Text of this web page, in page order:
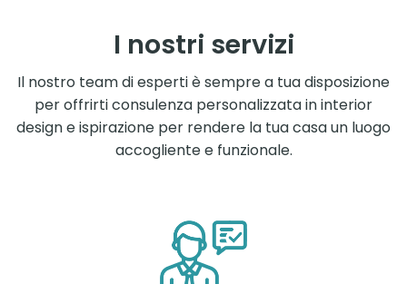
I nostri servizi
Il nostro team di esperti è sempre a tua disposizione
per offrirti consulenza personalizzata in interior
design e ispirazione per rendere la tua casa un luogo
accogliente e funzionale.